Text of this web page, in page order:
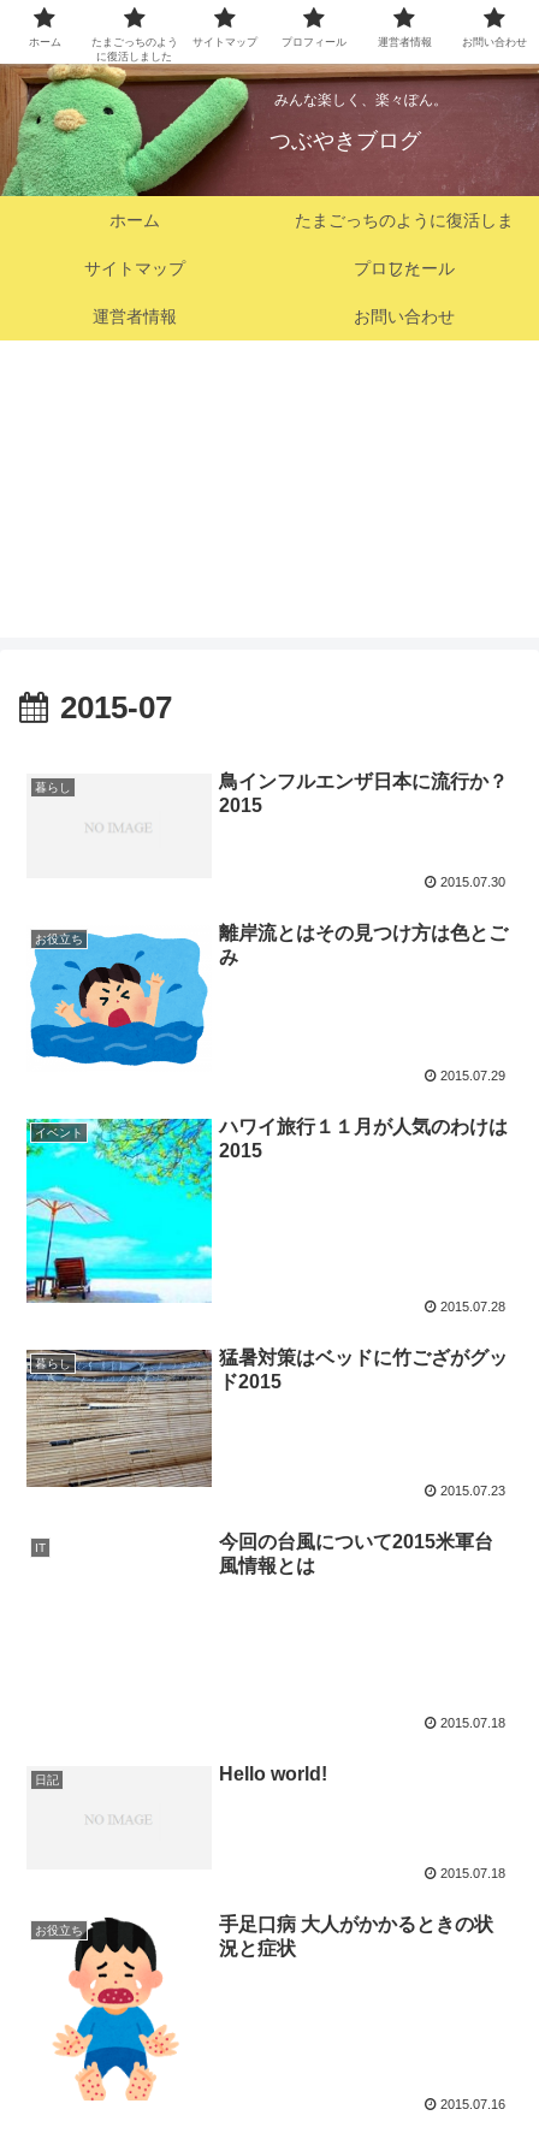
みんな楽しく、楽々ぽん。
つぶやきブログ
ホーム たまごっちのように復活しま
した
サイトマップ プロフィール
運営者情報 お問い合わせ
2015-07
暮らし
鳥インフルエンザ日本に流行か？
2015
2015.07.30
お役立ち
離岸流とはその見つけ方は色とご
み
2015.07.29
イベント
ハワイ旅行１１月が人気のわけは
2015
2015.07.28
暮らし
猛暑対策はベッドに竹ござがグッ
ド2015
2015.07.23
IT
今回の台風について2015米軍台
風情報とは
2015.07.18
日記 Hello world!
2015.07.18
お役立ち
手足口病 大人がかかるときの状
況と症状
2015.07.16
ホーム
たまごっちのよう
に復活しました
サイトマップ プロフィール 運営者情報 お問い合わせ